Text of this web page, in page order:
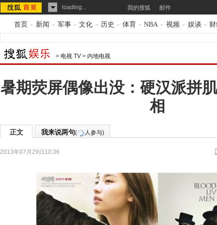
loading... 我的搜狐 邮件
首页 - 新闻 - 军事 - 文化 - 历史 - 体育 - NBA - 视频 - 娱谈 -
> 电视 TV > 内地电视
暑期荧屏偶像出没：硬汉派拼
相
正文 我来说两句( 人参与)
2013年07月29日10:36